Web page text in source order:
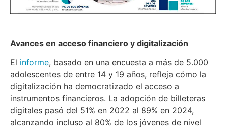
Avances en acceso financiero y digitalización
El informe, basado en una encuesta a más de 5.000
adolescentes de entre 14 y 19 años, refleja cómo la
digitalización ha democratizado el acceso a
instrumentos financieros. La adopción de billeteras
digitales pasó del 51% en 2022 al 89% en 2024,
alcanzando incluso al 80% de los jóvenes de nivel